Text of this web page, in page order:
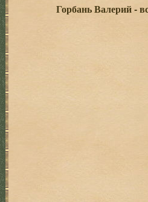
Горбань Валерий -